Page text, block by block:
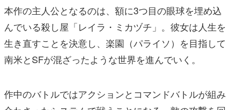
本作の主人公となるのは、額に3つ目の眼球を埋め込
んでいる殺し屋「レイラ・ミカヅチ」。彼女は人生を
生き直すことを決意し、楽園（パライソ）を目指して
南米とSFが混ざったような世界を進んでいく。
作中のバトルではアクションとコマンドバトルが組み